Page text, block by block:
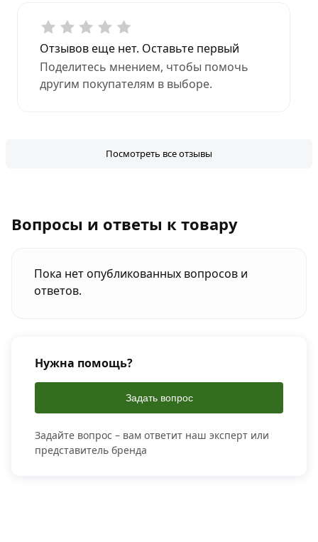
Отзывов еще нет. Оставьте первый
Поделитесь мнением, чтобы помочь
другим покупателям в выборе.
Посмотреть все отзывы
Вопросы и ответы к товару
Пока нет опубликованных вопросов и
ответов.
Нужна помощь?
Задать вопрос
Задайте вопрос – вам ответит наш эксперт или
представитель бренда